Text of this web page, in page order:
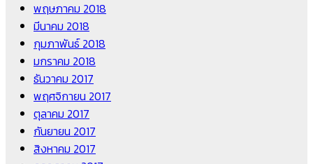
พฤษภาคม 2018
มีนาคม 2018
กุมภาพันธ์ 2018
มกราคม 2018
ธันวาคม 2017
พฤศจิกายน 2017
ตุลาคม 2017
กันยายน 2017
สิงหาคม 2017